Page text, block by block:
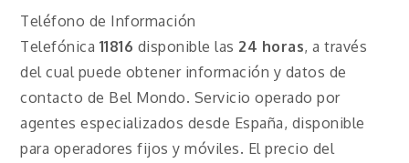
Teléfono de Información
Telefónica 11816 disponible las 24 horas, a través
del cual puede obtener información y datos de
contacto de Bel Mondo. Servicio operado por
agentes especializados desde España, disponible
para operadores fijos y móviles. El precio del